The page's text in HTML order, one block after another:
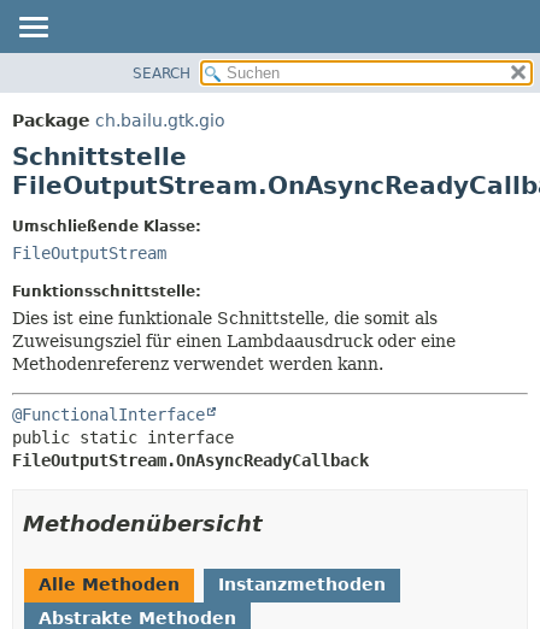
PACKAGE
KLASSE
BAUM
INDEX
METHODE
KONSTRUKTOR
METHODE
SEARCH
Package ch.bailu.gtk.gio
Schnittstelle
Umschließende Klasse:
FileOutputStream
Funktionsschnittstelle:
Dies ist eine funktionale Schnittstelle, die somit als
Zuweisungsziel für einen Lambdaausdruck oder eine
Methodenreferenz verwendet werden kann.
@FunctionalInterface
FileOutputStream.OnAsyncReadyCallback
Methodenübersicht
Alle Methoden
Instanzmethoden
Abstrakte Methoden